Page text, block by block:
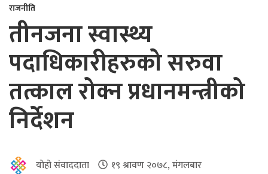
राजनीति
तीनजना स्वास्थ्य
पदाधिकारीहरुको सरुवा
तत्काल रोक्न प्रधानमन्त्रीको
निर्देशन
योहो संवाददाता १९ श्रावण २०७८, मंगलबार